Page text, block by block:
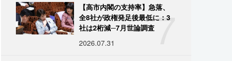
7
【高市内閣の支持率】急落、
全8社が政権発足後最低に：3
社は2桁減─7月世論調査
2026.07.31